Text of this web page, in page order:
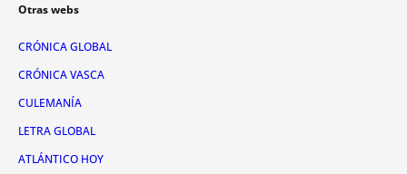
Otras webs
CRÓNICA GLOBAL
CRÓNICA VASCA
CULEMANÍA
LETRA GLOBAL
ATLÁNTICO HOY